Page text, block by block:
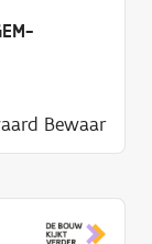
Bewaar